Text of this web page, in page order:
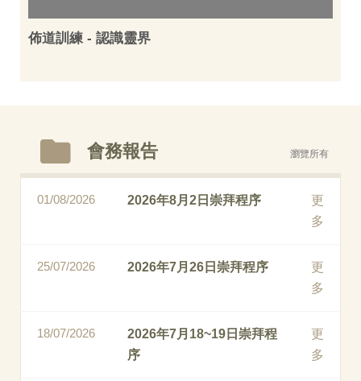
佈道訓練 - 認識靈界
會務報告 瀏覽所有
01/08/2026 2026年8月2日崇拜程序
更
多
25/07/2026 2026年7月26日崇拜程序
更
多
18/07/2026
2026年7月18~19日崇拜程
序
更
多